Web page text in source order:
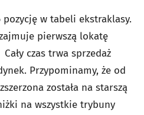
w tabeli ekstraklasy.
pierwszą lokatę
czas trwa sprzedaż
Przypominamy, że od
została na starszą
na wszystkie trybuny